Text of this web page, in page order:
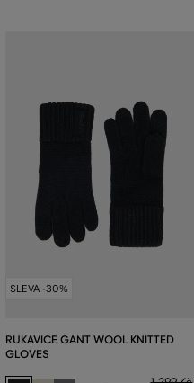
SLEVA -30%
RUKAVICE GANT WOOL KNITTED
GLOVES